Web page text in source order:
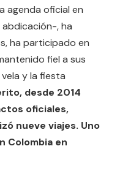
agenda oficial en
, ha
ha participado en
fiel a sus
y la fiesta
desde 2014
oficiales,
nueve viajes. Uno
Colombia en